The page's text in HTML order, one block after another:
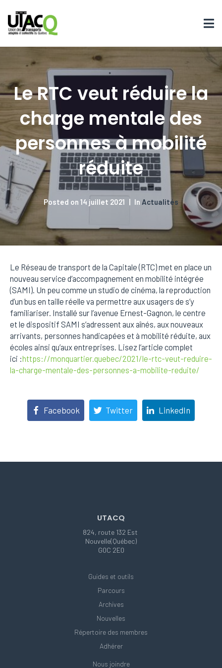
Le RTC veut réduire la
charge mentale des
personnes à mobilité
réduite
Posted on 14 juillet 2021 In Actualités
Le Réseau de transport de la Capitale (RTC) met en place un
nouveau service d’accompagnement en mobilité intégrée
(SAMI). Un peu comme un studio de cinéma, la reproduction
d’un bus en taille réelle va permettre aux usagers de s’y
familiariser. Installé sur l’avenue Ernest-Gagnon, le centre
et le dispositif SAMI s’adressent aux aînés, aux nouveaux
arrivants, personnes handicapées et à mobilité réduite, aux
écoles ainsi qu’aux entreprises. Lisez l’article complet
ici :https://monquartier.quebec/2021/le-rtc-veut-reduire-
la-charge-mentale-des-personnes-a-mobilite-reduite/
Facebook Twitter LinkedIn
UTACQ
824, route 132 Est
Nouvelle(Québec)
G0C 2E0
Guides et outils
Parcours
Archives
Nouvelles
Répertoire des membres
Adhérer
Nous joindre